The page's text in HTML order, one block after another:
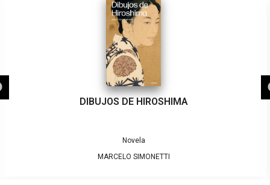
DIBUJOS DE HIROSHIMA
Novela
MARCELO SIMONETTI